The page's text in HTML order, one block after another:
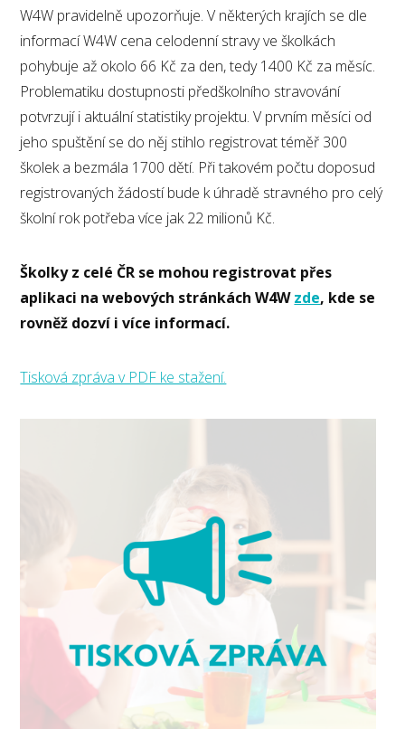
W4W pravidelně upozorňuje. V některých krajích se dle
informací W4W cena celodenní stravy ve školkách
pohybuje až okolo 66 Kč za den, tedy 1400 Kč za měsíc.
Problematiku dostupnosti předškolního stravování
potvrzují i aktuální statistiky projektu. V prvním měsíci od
jeho spuštění se do něj stihlo registrovat téměř 300
školek a bezmála 1700 dětí. Při takovém počtu doposud
registrovaných žádostí bude k úhradě stravného pro celý
školní rok potřeba více jak 22 milionů Kč.
Školky z celé ČR se mohou registrovat přes
aplikaci na webových stránkách W4Wzde, kde se
rovněž dozví i více informací.
Tisková zpráva v PDF ke stažení.